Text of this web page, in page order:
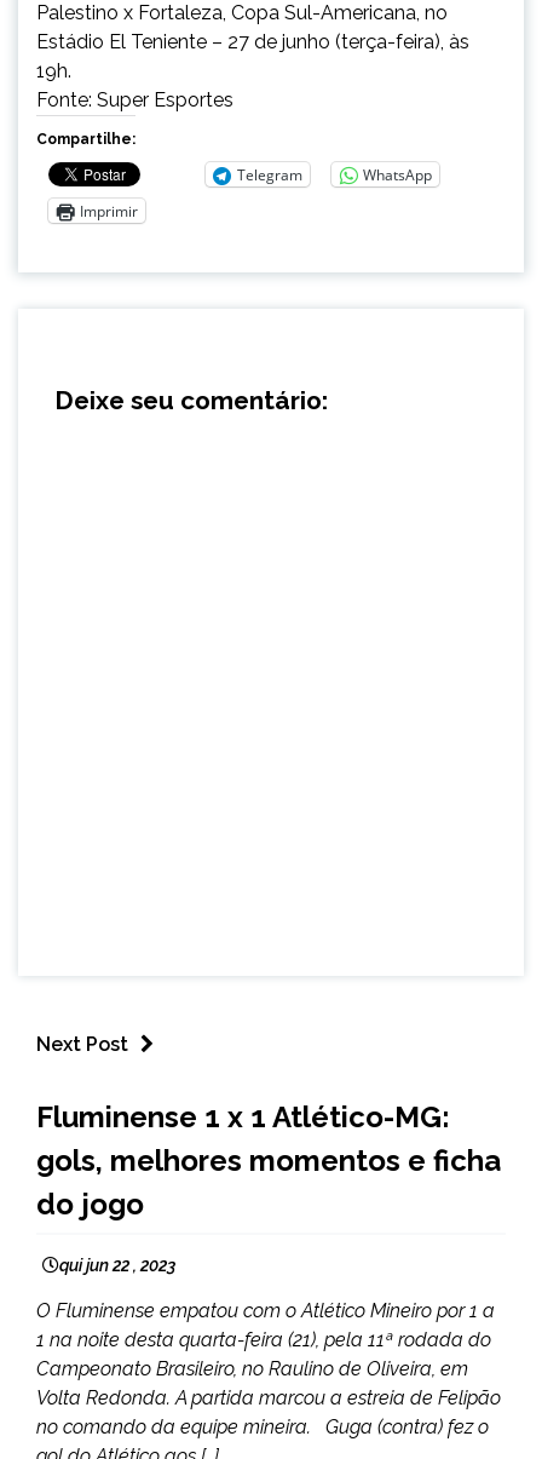
Palestino x Fortaleza, Copa Sul-Americana, no
Estádio El Teniente – 27 de junho (terça-feira), às
19h.
Fonte: Super Esportes
Compartilhe:
Telegram
WhatsApp
Imprimir
Deixe seu comentário:
Next Post
Fluminense 1 x 1 Atlético-MG:
gols, melhores momentos e ficha
do jogo
qui jun 22 , 2023
O Fluminense empatou com o Atlético Mineiro por 1 a
1 na noite desta quarta-feira (21), pela 11ª rodada do
Campeonato Brasileiro, no Raulino de Oliveira, em
Volta Redonda. A partida marcou a estreia de Felipão
no comando da equipe mineira. Guga (contra) fez o